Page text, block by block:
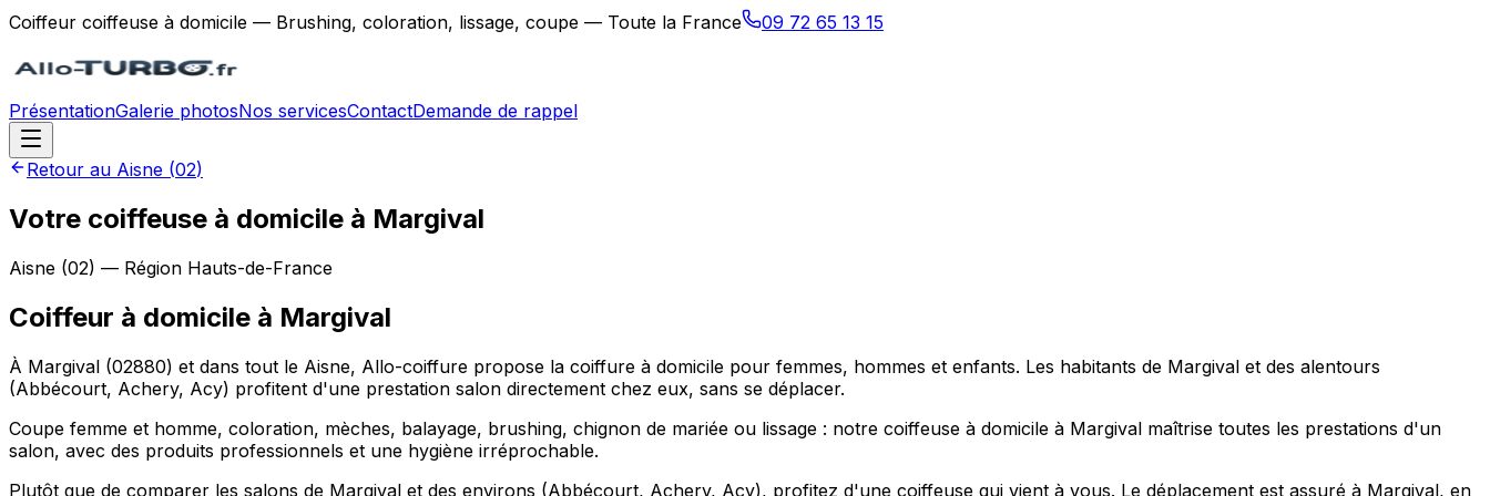
Coiffeur coiffeuse à domicile — Brushing, coloration, lissage, coupe — Toute la France 09 72 65 13 15
PrésentationGalerie photosNos servicesContactDemande de rappel
Retour au Aisne (02)
Votre coiffeuse à domicile à Margival
Aisne (02) — Région Hauts-de-France
Coiffeur à domicile à Margival
À Margival (02880) et dans tout le Aisne, Allo-coiffure propose la coiffure à domicile pour femmes, hommes et enfants. Les habitants de Margival et des alentours
(Abbécourt, Achery, Acy) profitent d'une prestation salon directement chez eux, sans se déplacer.
Coupe femme et homme, coloration, mèches, balayage, brushing, chignon de mariée ou lissage : notre coiffeuse à domicile à Margival maîtrise toutes les prestations d'un
salon, avec des produits professionnels et une hygiène irréprochable.
Plutôt que de comparer les salons de Margival et des environs (Abbécourt, Achery, Acy), profitez d'une coiffeuse qui vient à vous. Le déplacement est assuré à Margival, en